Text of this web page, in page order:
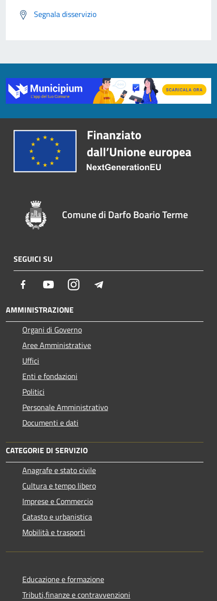
Segnala disservizio
Comune di Darfo Boario Terme
SEGUICI SU
Facebook YoutubeInstagram
AMMINISTRAZIONE
Organi di Governo
Aree Amministrative
Uffici
Enti e fondazioni
Politici
Personale Amministrativo
Documenti e dati
CATEGORIE DI SERVIZIO
Anagrafe e stato civile
Cultura e tempo libero
Imprese e Commercio
Catasto e urbanistica
Mobilità e trasporti
Educazione e formazione
Tributi,finanze e contravvenzioni